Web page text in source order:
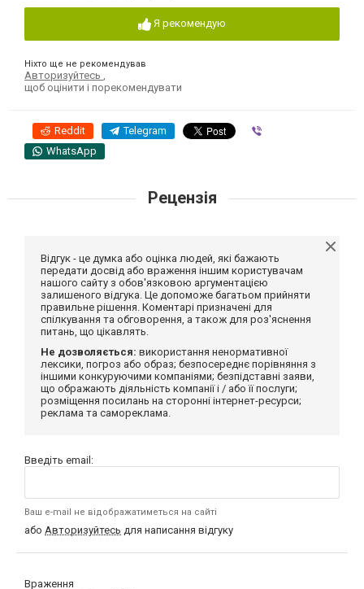
Я рекомендую
Ніхто ще не рекомендував
Авторизуйтесь
щоб оцінити і порекомендувати
Reddit Telegram
WhatsApp
Рецензія
Відгук - це думка або оцінка людей, які бажають
передати досвід або враження іншим користувачам
нашого сайту з обов'язковою аргументацією
залишеного відгука. Це допоможе багатьом прийняти
правильне рішення. Коментарі призначені для
спілкування та обговорення, а також для роз'яснення
питань, що цікавлять.
Не дозволяється: використання ненормативної
лексики, погроз або образ; безпосереднє порівняння з
іншими конкуруючими компаніями; безпідставні заяви,
що ображають діяльність компанії і / або її послуги;
розміщення посилань на сторонні інтернет-ресурси;
реклама та самореклама.
Введіть email:
Ваш e-mail не відображатиметься на сайті
або Авторизуйтесь для написання відгуку
Враження